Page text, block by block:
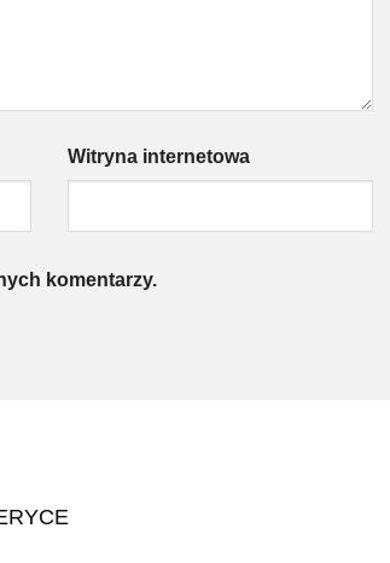
Witryna internetowa
komentarzy.